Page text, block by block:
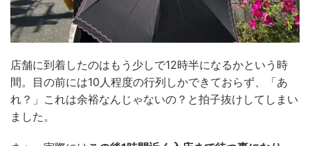
店舗に到着したのはもう少しで12時半になるかという時
間。目の前には10人程度の行列しかできておらず、「あ
れ？」これは余裕なんじゃないの？と拍子抜けしてしまい
ました。